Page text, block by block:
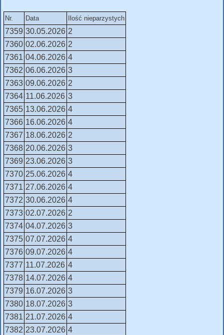
Nr. Data Ilość nieparzystych
7359 30.05.2026 2
7360 02.06.2026 2
7361 04.06.2026 4
7362 06.06.2026 3
7363 09.06.2026 2
7364 11.06.2026 3
7365 13.06.2026 4
7366 16.06.2026 4
7367 18.06.2026 2
7368 20.06.2026 3
7369 23.06.2026 3
7370 25.06.2026 4
7371 27.06.2026 4
7372 30.06.2026 4
7373 02.07.2026 2
7374 04.07.2026 3
7375 07.07.2026 4
7376 09.07.2026 4
7377 11.07.2026 4
7378 14.07.2026 4
7379 16.07.2026 3
7380 18.07.2026 3
7381 21.07.2026 4
7382 23.07.2026 4